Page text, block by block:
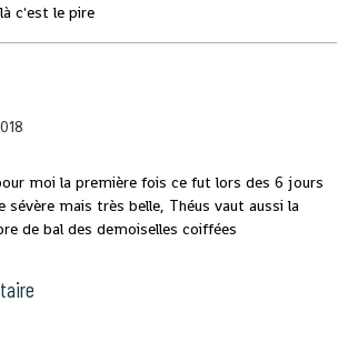
c'est le pire
moi la première fois ce fut lors des 6 jours
sévère mais très belle, Théus vaut aussi la
de bal des demoiselles coiffées